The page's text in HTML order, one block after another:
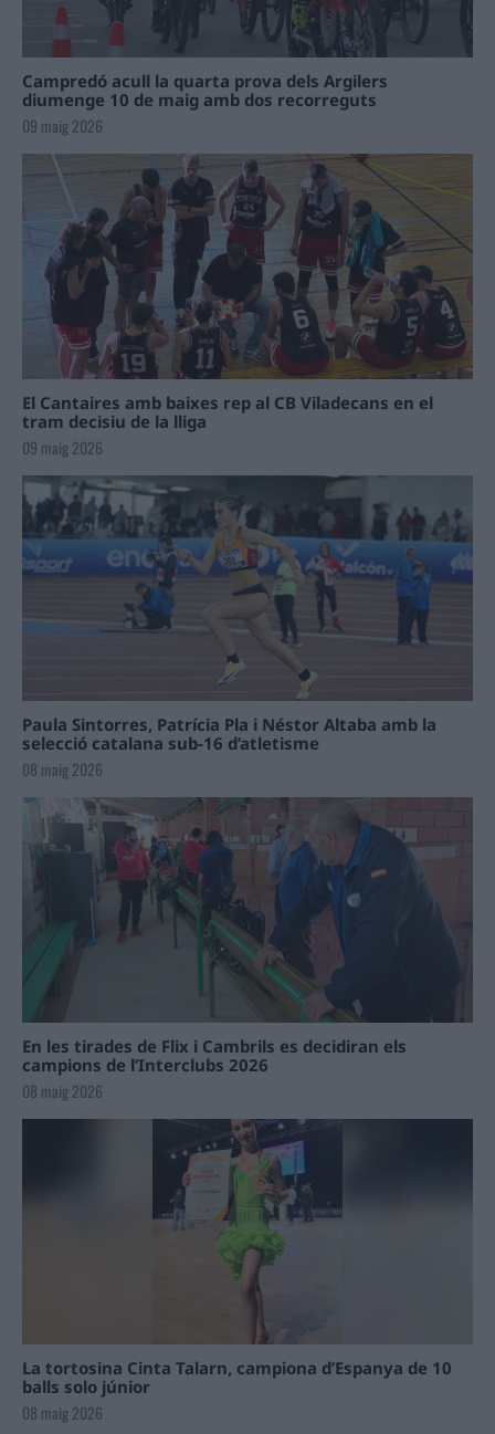
Campredó acull la quarta prova dels Argilers
diumenge 10 de maig amb dos recorreguts
09 maig 2026
El Cantaires amb baixes rep al CB Viladecans en el
tram decisiu de la lliga
09 maig 2026
Paula Sintorres, Patrícia Pla i Néstor Altaba amb la
selecció catalana sub-16 d’atletisme
08 maig 2026
En les tirades de Flix i Cambrils es decidiran els
campions de l’Interclubs 2026
08 maig 2026
La tortosina Cinta Talarn, campiona d’Espanya de 10
balls solo júnior
08 maig 2026